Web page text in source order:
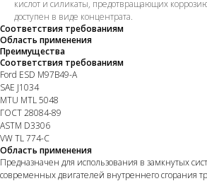
кислот и силикаты, предотвращающих
доступен в виде концентрата.
Соответствия требованиям
Область применения
Преимущества
Соответствия требованиям
Ford ESD M97B49-A
SAE J1034
MTU MTL 5048
ГОСТ 28084-89
ASTM D3306
VW TL 774-C
Область применения
Предназначен для использования в замкнутых
современных двигателей внутреннего сгорания